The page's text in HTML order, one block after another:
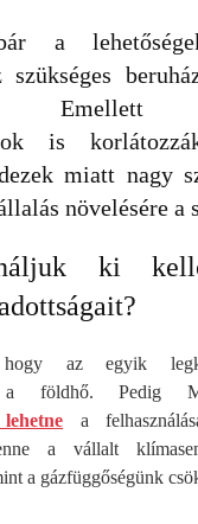
a
szükséges
Emellett
is
miatt nagy
növelésére a
ki
az egyik
a földhő. Pedig
a
a vállalt
a gázfüggőségünk